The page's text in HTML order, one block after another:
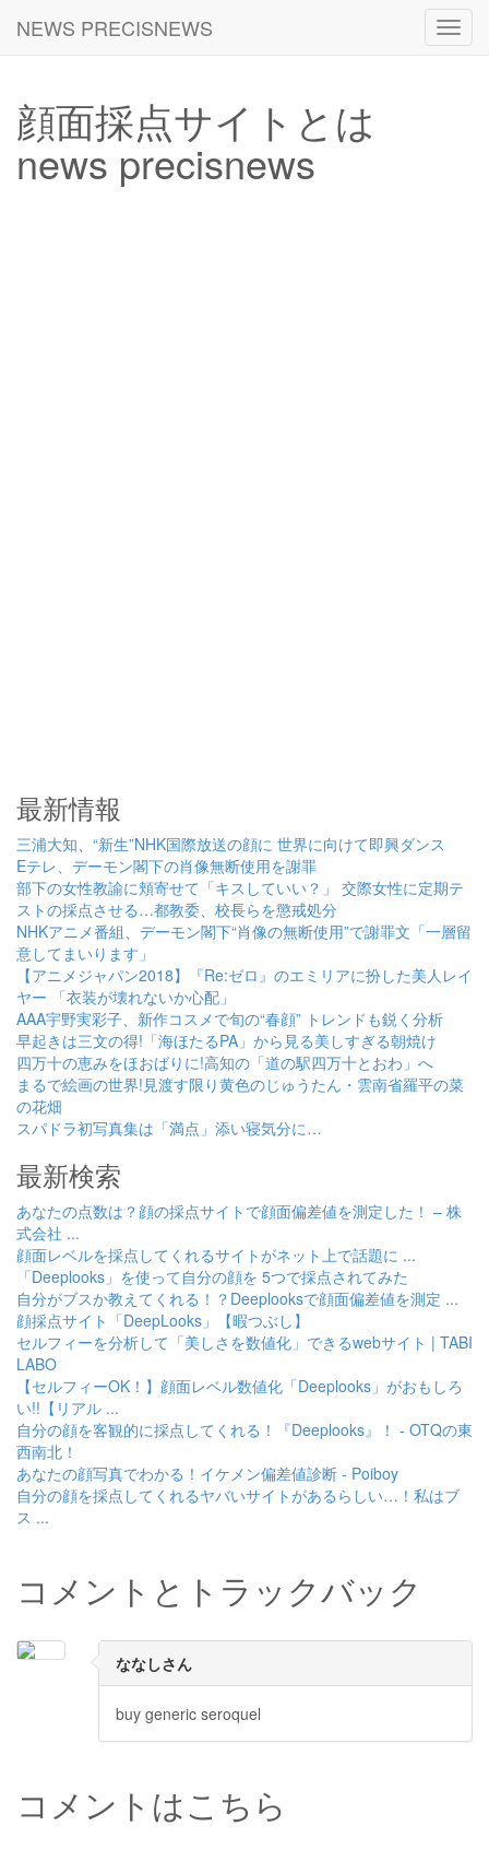
NEWS PRECISNEWS
顔面採点サイトとは
news precisnews
最新情報
三浦大知、“新生”NHK国際放送の顔に 世界に向けて即興ダンス
Eテレ、デーモン閣下の肖像無断使用を謝罪
部下の女性教諭に頬寄せて「キスしていい？」 交際女性に定期テ
ストの採点させる…都教委、校長らを懲戒処分
NHKアニメ番組、デーモン閣下“肖像の無断使用”で謝罪文「一層留
意してまいります」
【アニメジャパン2018】『Re:ゼロ』のエミリアに扮した美人レイ
ヤー 「衣装が壊れないか心配」
AAA宇野実彩子、新作コスメで旬の“春顔” トレンドも鋭く分析
早起きは三文の得!「海ほたるPA」から見る美しすぎる朝焼け
四万十の恵みをほおばりに!高知の「道の駅四万十とおわ」へ
まるで絵画の世界!見渡す限り黄色のじゅうたん・雲南省羅平の菜
の花畑
スパドラ初写真集は「満点」添い寝気分に…
最新検索
あなたの点数は？顔の採点サイトで顔面偏差値を測定した！ – 株
式会社 ...
顔面レベルを採点してくれるサイトがネット上で話題に ...
「Deeplooks」を使って自分の顔を 5つで採点されてみた
自分がブスか教えてくれる！？Deeplooksで顔面偏差値を測定 ...
顔採点サイト「DeepLooks」【暇つぶし】
セルフィーを分析して「美しさを数値化」できるwebサイト | TABI
LABO
【セルフィーOK！】顔面レベル数値化「Deeplooks」がおもしろ
い!!【リアル ...
自分の顔を客観的に採点してくれる！『Deeplooks』！ - OTQの東
西南北！
あなたの顔写真でわかる！イケメン偏差値診断 - Poiboy
自分の顔を採点してくれるヤバいサイトがあるらしい…！私はブ
ス ...
コメントとトラックバック
ななしさん
buy generic seroquel
コメントはこちら